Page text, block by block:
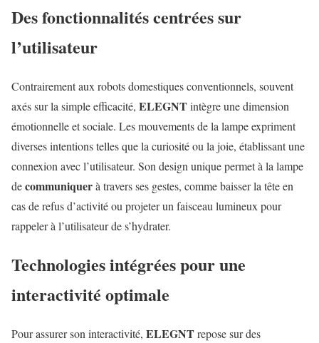
Des fonctionnalités centrées sur
l’utilisateur
Contrairement aux robots domestiques conventionnels, souvent
axés sur la simple efficacité, ELEGNTintègre une dimension
émotionnelle et sociale. Les mouvements de la lampe expriment
diverses intentions telles que la curiosité ou la joie, établissant une
connexion avec l’utilisateur. Son design unique permet à la lampe
decommuniquerà travers ses gestes, comme baisser la tête en
cas de refus d’activité ou projeter un faisceau lumineux pour
rappeler à l’utilisateur de s’hydrater.
Technologies intégrées pour une
interactivité optimale
Pour assurer son interactivité, ELEGNTrepose sur des